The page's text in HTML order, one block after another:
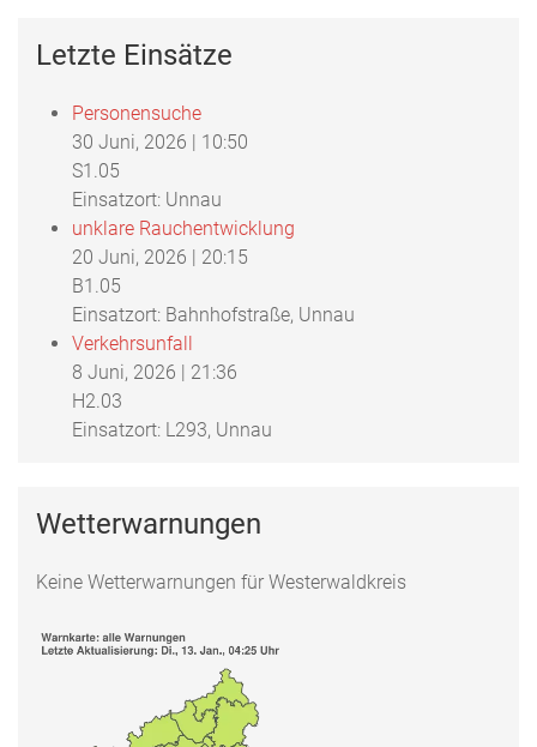
Letzte Einsätze
Personensuche
30 Juni, 2026 | 10:50
S1.05
Einsatzort: Unnau
unklare Rauchentwicklung
20 Juni, 2026 | 20:15
B1.05
Einsatzort: Bahnhofstraße, Unnau
Verkehrsunfall
8 Juni, 2026 | 21:36
H2.03
Einsatzort: L293, Unnau
Wetterwarnungen
Keine Wetterwarnungen für Westerwaldkreis